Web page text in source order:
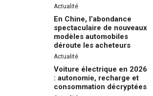
Actualité
En Chine, l’abondance
spectaculaire de nouveaux
modèles automobiles
déroute les acheteurs
Actualité
Voiture électrique en 2026
: autonomie, recharge et
consommation décryptées